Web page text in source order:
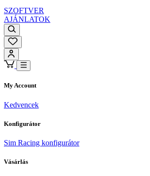
SZOFTVER
AJÁNLATOK
My Account
Kedvencek
Konfigurátor
Sim Racing konfigurátor
Vásárlás